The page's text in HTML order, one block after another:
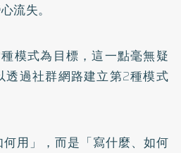
流失。
模式為目標，這一點毫無疑
透過社群網路建立第2種模式
用」，而是「寫什麼、如何